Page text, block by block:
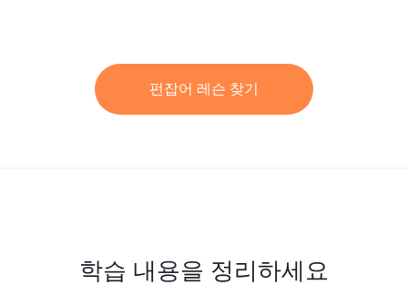
펀잡어 레슨 찾기
학습 내용을 정리하세요